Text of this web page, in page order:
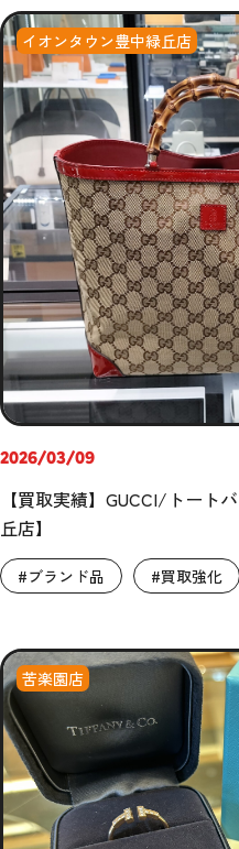
イオンタウン豊中緑丘店
2026/03/09
【買取実績】GUCCI/トート
丘店】
#ブランド品 #買取強化
苦楽園店